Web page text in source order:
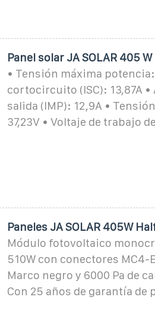
Panel solar JA SOLAR 405
• Tensión máxima
cortocircuito (ISC): 13,87A
salida (IMP): 12,9A •
37,23V • Voltaje de trabajo
Paneles JA SOLAR 405W
Módulo fotovoltaico
510W con conectores MC4-
Marco negro y 6000 Pa de
Con 25 años de garantía de